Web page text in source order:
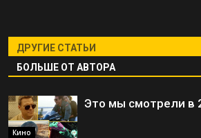
ДРУГИЕ СТАТЬИ
БОЛЬШЕ ОТ АВТОРА
Кино
Это мы смотрели в